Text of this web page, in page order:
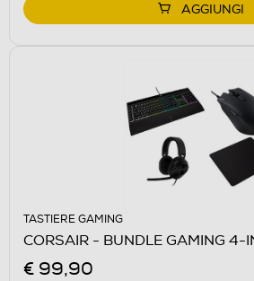
AGGIUNGI
TASTIERE GAMING
CORSAIR - BUNDLE GAMING 4-
€ 99,90